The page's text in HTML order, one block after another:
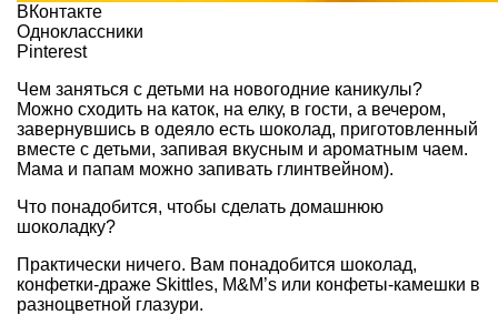
ВКонтакте
Одноклассники
Pinterest
Чем заняться с детьми на новогодние каникулы?
Можно сходить на каток, на елку, в гости, а вечером,
завернувшись в одеяло есть шоколад, приготовленный
вместе с детьми, запивая вкусным и ароматным чаем.
Мама и папам можно запивать глинтвейном).
Что понадобится, чтобы сделать домашнюю
шоколадку?
Практически ничего. Вам понадобится шоколад,
конфетки-драже Skittles, M&M’s или конфеты-камешки в
разноцветной глазури.